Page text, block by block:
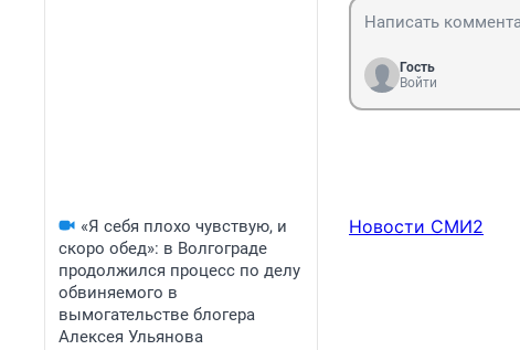
«Я себя плохо чувствую, и
скоро обед»: в Волгограде
продолжился процесс по делу
обвиняемого в
вымогательстве блогера
Алексея Ульянова
Гость
Войти
Новости СМИ2